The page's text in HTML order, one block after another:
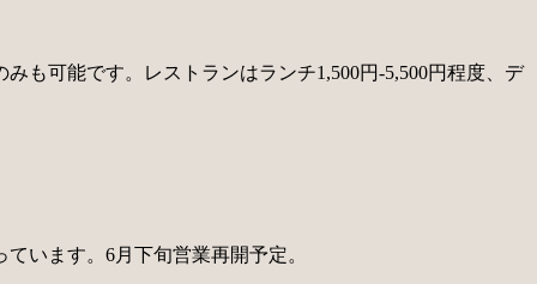
も可能です。レストランはランチ1,500円-5,500円程度、デ
います。6月下旬営業再開予定。